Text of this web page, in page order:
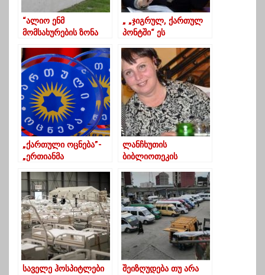
“ალიო ენმ
მომსახურების ზონა
„ „ჯიგრულ, ქართულ
პონტში“ ეს
დაივიწყეთ და
მოვდივარო”…
„ქართული ოცნება”-
„ერთიანმა
მოძრაობამ“ თავისი
დესტრუქციული
პოლიტიკური
პროგრამის მარცხი
ფაქტობრივად
აღიარა”
ლანჩხუთის
ბიბლიოთეკის
კორონავირუსით
გარდაიცვალა
საველე ჰოსპიტლები
შეიზღუდება თუ არა